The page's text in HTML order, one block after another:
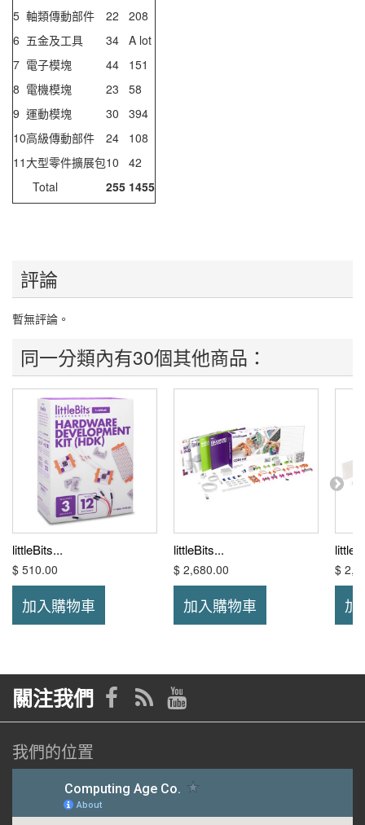
5 軸類傳動部件 22
208
6 五金及工具 34 A lot
7 電子模塊 44
151
8 電機模塊 23
58
9 運動模塊 30
394
10高級傳動部件 24
108
11大型零件擴展包10
42
Total
255 1455
評論
暫無評論。
同一分類內有30個其他商品：
littleBits...
$ 510.00
加入購物車
littleBits...
$ 2,680.00
加入購物車
$
加
關注我們
我們的位置